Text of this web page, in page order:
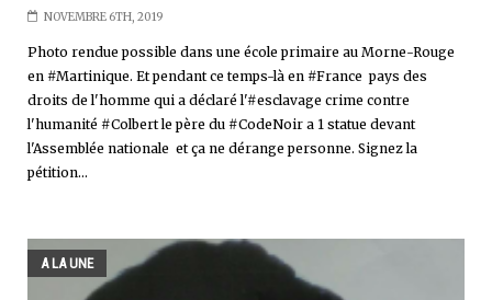
NOVEMBRE 6TH, 2019
Photo rendue possible dans une école primaire au Morne-Rouge
en #Martinique. Et pendant ce temps-là en #France pays des
droits de l'homme qui a déclaré l'#esclavage crime contre
l'humanité #Colbert le père du #CodeNoir a 1 statue devant
l'Assemblée nationale et ça ne dérange personne. Signez la
pétition...
A LA UNE